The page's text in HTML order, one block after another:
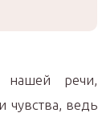
нашей речи,
ведь